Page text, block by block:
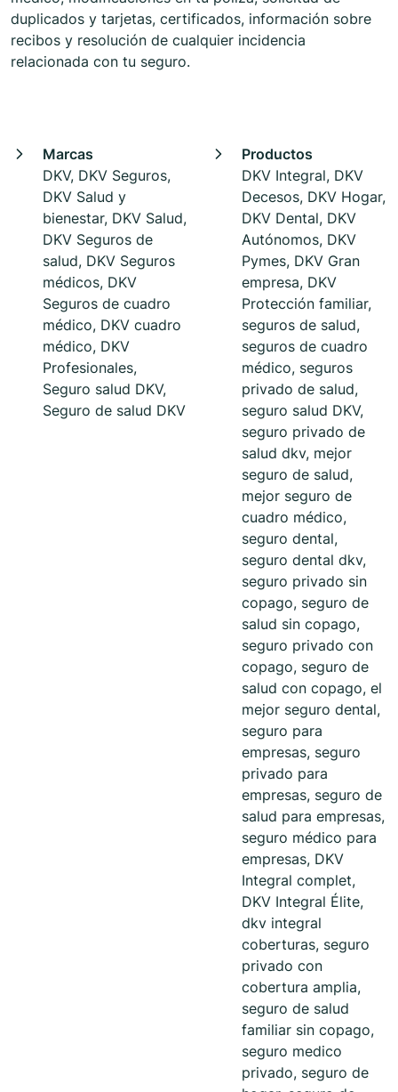
duplicados y tarjetas, certificados, información sobre
recibos y resolución de cualquier incidencia
relacionada con tu seguro.
Marcas
DKV, DKV Seguros,
DKV Salud y
bienestar, DKV Salud,
DKV Seguros de
salud, DKV Seguros
médicos, DKV
Seguros de cuadro
médico, DKV cuadro
médico, DKV
Profesionales,
Seguro salud DKV,
Seguro de salud DKV
Productos
DKV Integral, DKV
Decesos, DKV Hogar,
DKV Dental, DKV
Autónomos, DKV
Pymes, DKV Gran
empresa, DKV
Protección familiar,
seguros de salud,
seguros de cuadro
médico, seguros
privado de salud,
seguro salud DKV,
seguro privado de
salud dkv, mejor
seguro de salud,
mejor seguro de
cuadro médico,
seguro dental,
seguro dental dkv,
seguro privado sin
copago, seguro de
salud sin copago,
seguro privado con
copago, seguro de
salud con copago, el
mejor seguro dental,
seguro para
empresas, seguro
privado para
empresas, seguro de
salud para empresas,
seguro médico para
empresas, DKV
Integral complet,
DKV Integral Élite,
dkv integral
coberturas, seguro
privado con
cobertura amplia,
seguro de salud
familiar sin copago,
seguro medico
privado, seguro de